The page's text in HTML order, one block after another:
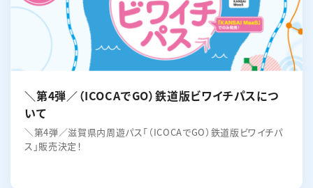
＼第4弾／（ICOCAでGO）鉄道版ビワイチパスにつ
いて
＼第4弾／滋賀県内周遊パス「（ICOCAでGO）鉄道版ビワイチパ
ス」販売決定！